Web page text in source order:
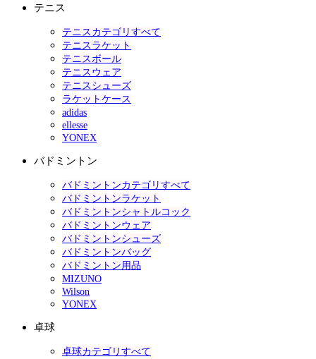
テニス
テニスカテゴリすべて
テニスラケット
テニスボール
テニスウェア
テニスシューズ
ラケットケース
adidas
ellesse
YONEX
バドミントン
バドミントンカテゴリすべて
バドミントンラケット
バドミントンシャトルコック
バドミントンウェア
バドミントンシューズ
バドミントンバッグ
バドミントン用品
MIZUNO
Wilson
YONEX
卓球
卓球カテゴリすべて